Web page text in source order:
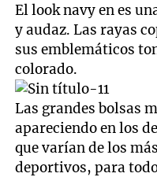
El look navy en es
y audaz. Las rayas
sus emblemáticos
colorado.
Las grandes bolsas
apareciendo en los
que varían de los
deportivos, para